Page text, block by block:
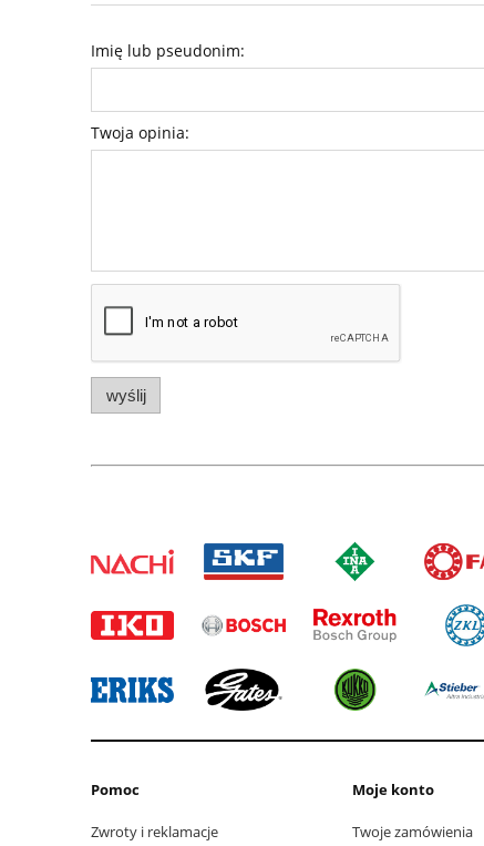
Imię lub pseudonim:
Twoja opinia:
wyślij
Pomoc
Zwroty i reklamacje
Moje konto
Twoje zamówienia